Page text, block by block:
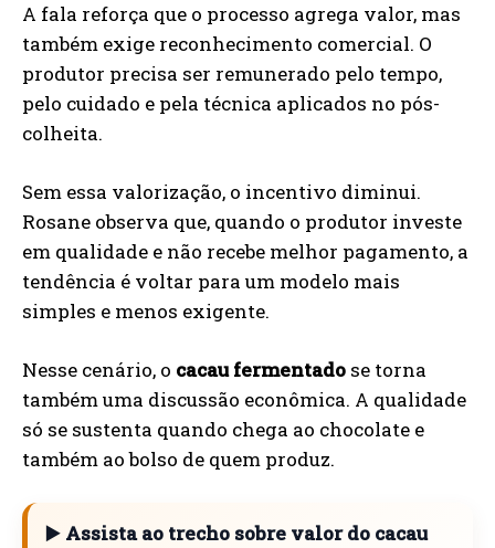
A fala reforça que o processo agrega valor, mas
também exige reconhecimento comercial. O
produtor precisa ser remunerado pelo tempo,
pelo cuidado e pela técnica aplicados no pós-
colheita.
Sem essa valorização, o incentivo diminui.
Rosane observa que, quando o produtor investe
em qualidade e não recebe melhor pagamento, a
tendência é voltar para um modelo mais
simples e menos exigente.
Nesse cenário, o cacau fermentado se torna
também uma discussão econômica. A qualidade
só se sustenta quando chega ao chocolate e
também ao bolso de quem produz.
▶️ Assista ao trecho sobre valor do cacau